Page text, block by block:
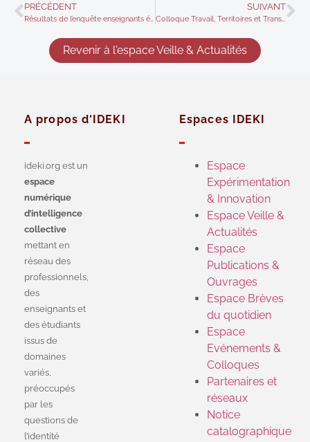
PRÉCÉDENT SUIVANT
Colloque Travail, Territoires et Transitions
Revenir à l'espace Veille & Actualités
A propos d'IDEKI
ideki.org est un
espace
numérique
d’intelligence
collective
mettant en
réseau des
professionnels,
des
enseignants et
des étudiants
issus de
domaines
variés,
préoccupés
par les
questions de
l’identité
Espaces IDEKI
Espace
Expérimentation
& Innovation
Espace Veille &
Actualités
Espace
Publications &
Ouvrages
Espace Brèves
du quotidien
Espace
Evénements &
Colloques
Partenaires et
réseaux
Notice
catalographique